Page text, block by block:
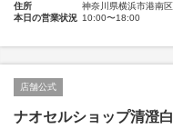
住所
神奈川県横浜市港南
本日の営業状況 10:00〜18:00
店舗公式
ナオセルショップ清澄